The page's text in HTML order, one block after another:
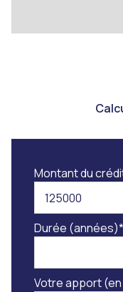
Montant du
Durée (années)*
Votre apport (en